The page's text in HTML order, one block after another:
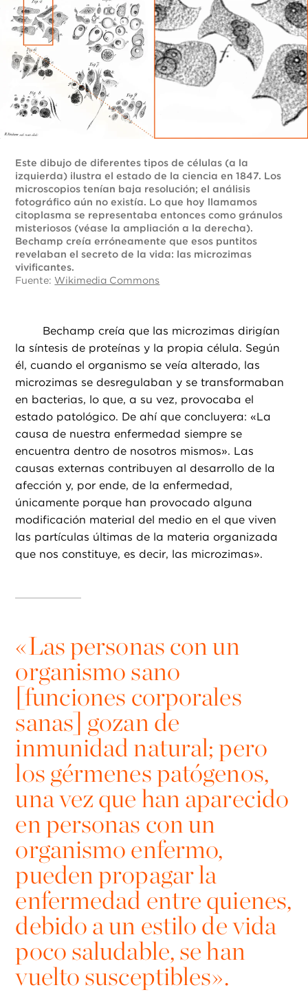
Este dibujo de diferentes tipos de células (a la
izquierda) ilustra el estado de la ciencia en 1847. Los
microscopios tenían baja resolución; el análisis
fotográfico aún no existía. Lo que hoy llamamos
citoplasma se representaba entonces como gránulos
misteriosos (véase la ampliación a la derecha).
Bechamp creía erróneamente que esos puntitos
revelaban el secreto de la vida: las microzimas
vivificantes.
Fuente:Wikimedia Commons
Bechamp creía que las microzimas dirigían
la síntesis de proteínas y la propia célula. Según
él, cuando el organismo se veía alterado, las
microzimas se desregulaban y se transformaban
en bacterias, lo que, a su vez, provocaba el
estado patológico. De ahí que concluyera: «La
causa de nuestra enfermedad siempre se
encuentra dentro de nosotros mismos». Las
causas externas contribuyen al desarrollo de la
afección y, por ende, de la enfermedad,
únicamente porque han provocado alguna
modificación material del medio en el que viven
las partículas últimas de la materia organizada
que nos constituye, es decir, las microzimas».
«Las personas con un
organismo sano
[funciones corporales
sanas] gozan de
inmunidad natural; pero
los gérmenes patógenos,
una vez que han aparecido
en personas con un
organismo enfermo,
pueden propagar la
enfermedad entre quienes,
debido a un estilo de vida
poco saludable, se han
vuelto susceptibles».